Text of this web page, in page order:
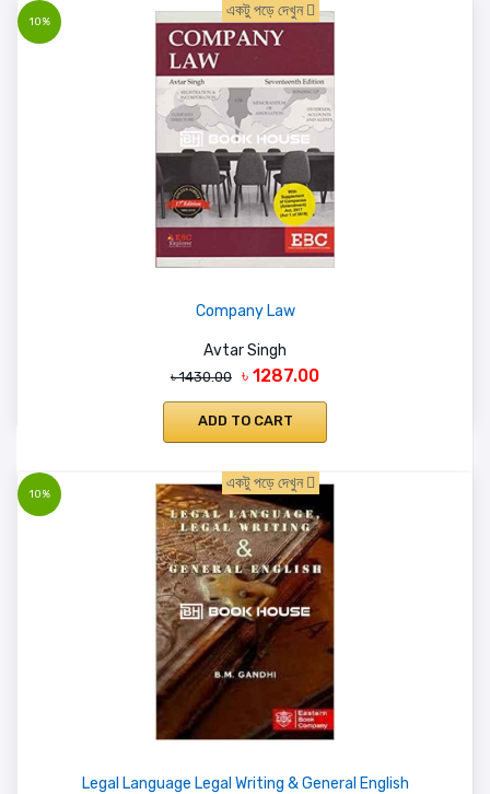
10%
একটু পড়ে দেখুন
Company Law
Avtar Singh
৳ 1430.00 ৳ 1287.00
ADD TO CART
10%
একটু পড়ে দেখুন
Legal Language Legal Writing & General English